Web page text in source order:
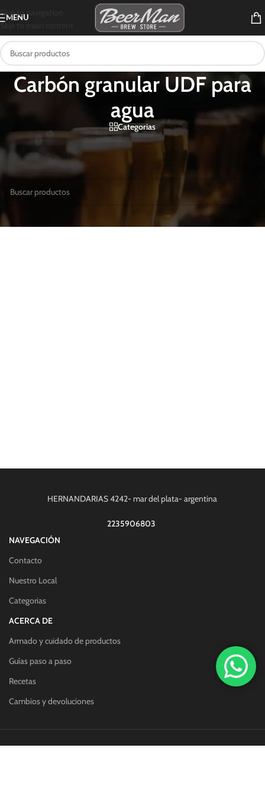
Skip to navigation
Skip to main content
MENU
Carbón granular UDF para
agua
Categorias
Productos etiquetados “Carbón granular UDF para agua”
No se encontraron productos que concuerden con la selección.
HERNANDARIAS 4242- mar del plata- argentina
2235906803
NAVEGACIÓN
Contacto
Nuestro Local
Categorias
ACERCA DE
Armado y cuidado de productos
Guías paso a paso
Recetas
Cambios y devoluciones